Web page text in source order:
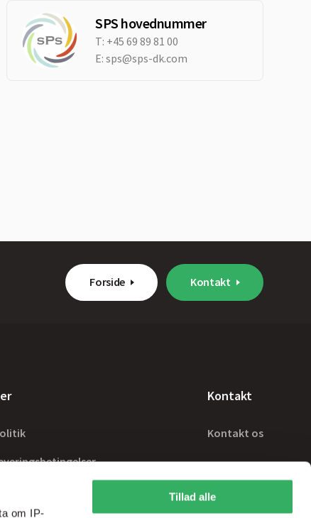
om IP-
Tillad alle
SPS hovednummer
T: +45 69 89 81 00
E: sps@sps-dk.com
Forside Kontakt
Kontakt
Kontakt os